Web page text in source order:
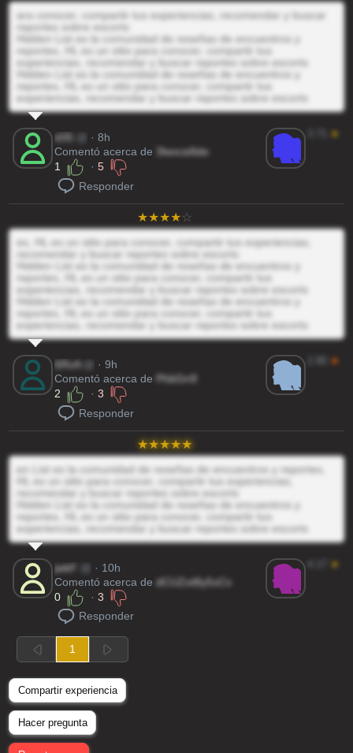
ara conocer, compartir tus experiencias, recomendar y buscar
reportes sobre escorts
Hidden List es la comunidad de reseñas de encuentros y
reportes, HL es un sitio para conocer, compartir tus
experiencias, recomendar y buscar reportes sobre escorts
Hidden List es la comunidad de reseñas de encuentros y
reportes, HL es un sitio para conocer, compartir tus
experiencias, recomendar y buscar reportes sobre escorts
· 8h
Comentó acerca de
3lwxce8de
1
·5
Responder
★
es, HL es un sitio para conocer, compartir tus experiencias,
recomendar y buscar reportes sobre escorts
Hidden List es la comunidad de reseñas de encuentros y
reportes, HL es un sitio para conocer, compartir tus
experiencias, recomendar y buscar reportes sobre escorts
Hidden List es la comunidad de reseñas de encuentros y
reportes, HL es un sitio para conocer, compartir tus
experiencias, recomendar y buscar reportes sobre escorts
6RvA
· 9h
Comentó acerca de
PhbGn9
2
·3
Responder
★
en List es la comunidad de reseñas de encuentros y reportes,
HL es un sitio para conocer, compartir tus experiencias,
recomendar y buscar reportes sobre escorts
Hidden List es la comunidad de reseñas de encuentros y
reportes, HL es un sitio para conocer, compartir tus
experiencias, recomendar y buscar reportes sobre escorts
jwkF
· 10h
Comentó acerca de dCUZot8y5xCv
0
·3
Responder
★
1